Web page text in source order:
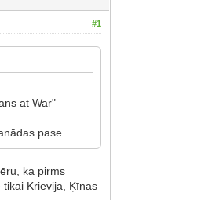
#1
at War"
pase.
ka pirms
Krievija, Ķīnas